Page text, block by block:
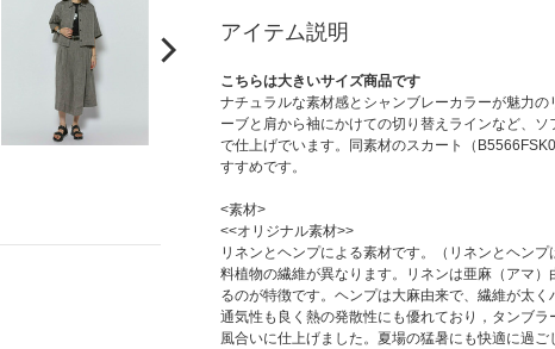
アイテム説明
こちらは大きいサイズ商品です
ナチュラルな素材感とシャンブレーカラーが魅力
ーブと肩から袖にかけての切り替えラインなど、
で仕上げでいます。同素材のスカート（
すすめです。
<素材>
<<オリジナル素材>>
リネンとヘンプによる素材です。（リネンとヘン
料植物の繊維が異なります。リネンは亜麻（アマ
るのが特徴です。ヘンプは大麻由来で、繊維が太く
通気性も良く熱の発散性にも優れており，タンブ
風合いに仕上げました。夏場の猛暑にも快適に過ご